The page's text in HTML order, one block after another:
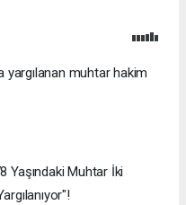
yargılanan muhtar hakim
Yaşındaki Muhtar İki